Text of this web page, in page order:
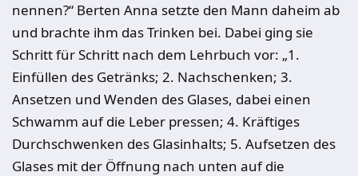
nennen?“ Berten Anna setzte den Mann daheim ab
und brachte ihm das Trinken bei. Dabei ging sie
Schritt für Schritt nach dem Lehrbuch vor: „1.
Einfüllen des Getränks; 2. Nachschenken; 3.
Ansetzen und Wenden des Glases, dabei einen
Schwamm auf die Leber pressen; 4. Kräftiges
Durchschwenken des Glasinhalts; 5. Aufsetzen des
Glases mit der Öffnung nach unten auf die